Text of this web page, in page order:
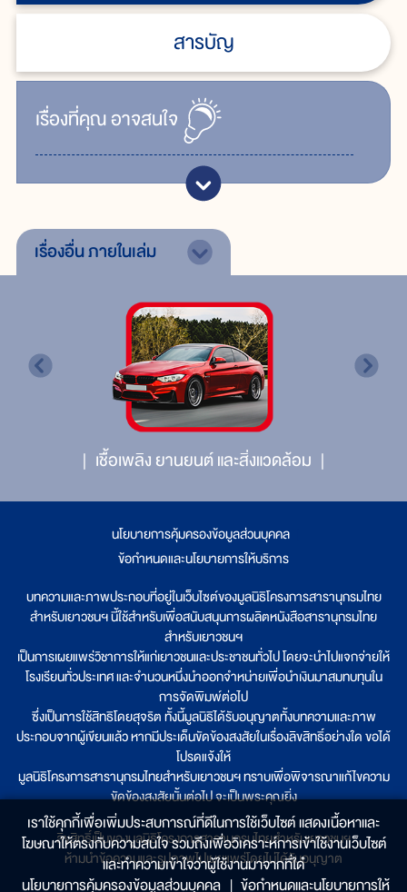
สารบัญ
เรื่ิองที่คุณอาจสนใจ
เรื่องอื่นภายในเล่ม
เชื้อเพลิง ยานยนต์ และสิ่งแวดล้อม
นโยบายการคุ้มครองข้อมูลส่วนบุคคล
ข้อกำหนดและนโยบายการให้บริการ
บทความและภาพประกอบที่อยู่ในเว็บไซต์ของมูลนิธิโครงการสารานุกรมไทย
สำหรับเยาวชนฯ นี้ใช้สำหรับเพื่อสนับสนุนการผลิตหนังสือสารานุกรมไทย
สำหรับเยาวชนฯ
เป็นการเผยแพร่วิชาการให้แก่เยาวชนและประชาชนทั่วไป โดยจะนำไปแจกจ่ายให้
โรงเรียนทั่วประเทศ และจำนวนหนึ่งนำออกจำหน่ายเพื่อนำเงินมาสมทบทุนใน
การจัดพิมพ์ต่อไป
ซึ่งเป็นการใช้สิทธิโดยสุจริต ทั้งนี้มูลนิธิได้รับอนุญาตทั้งบทความและภาพ
ประกอบจากผู้เขียนแล้ว หากมีประเด็นขัดข้องสงสัยในเรื่องลิขสิทธิ์อย่างใด ขอได้
โปรดแจ้งให้
มูลนิธิโครงการสารานุกรมไทยสำหรับเยาวชนฯ ทราบเพื่อพิจารณาแก้ไขความ
ขัดข้องสงสัยนั้นต่อไป จะเป็นพระคุณยิ่ง
ลิขสิทธิ์เป็นของมูลนิธิโครงการสารานุกรมไทยสำหรับเยาวชนฯ
ห้ามนำข้อความและรูปภาพไปเผยแพร่โดยไม่ได้รับอนุญาต
เราใช้คุกกี้เพื่อเพิ่มประสบการณ์ที่ดีในการใช้เว็บไซต์ แสดงเนื้อหาและ
โฆษณาให้ตรงกับความสนใจ รวมถึงเพื่อวิเคราะห์การเข้าใช้งานเว็บไซต์
และทำความเข้าใจว่าผู้ใช้งานมาจากที่ใด๋
นโยบายการคุ้มครองข้อมูลส่วนบุคคล | ข้อกำหนดและนโยบายการให้